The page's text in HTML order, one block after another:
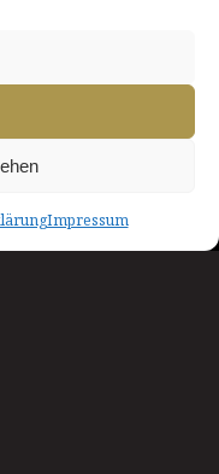
Impressum
AGB
LOGIN